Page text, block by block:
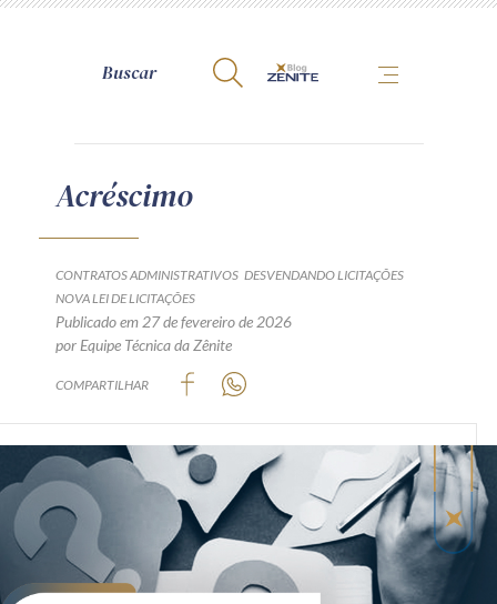
Site da Zênite
Termos de uso
Política de Privacidade
Produtos e serviços
Zênite Fácil IA
Acréscimo
CONTRATOS ADMINISTRATIVOS DESVENDANDO LICITAÇÕES
NOVA LEI DE LICITAÇÕES
Publicado em 27 de fevereiro de 2026
por Equipe Técnica da Zênite
COMPARTILHAR